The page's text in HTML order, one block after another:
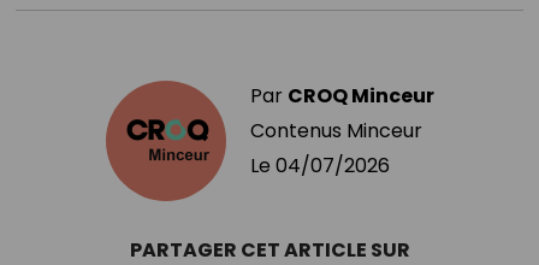
Par CROQ Minceur
Contenus Minceur
Le 04/07/2026
PARTAGER CET ARTICLE SUR